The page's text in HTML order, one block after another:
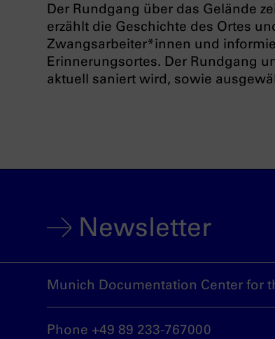
Der Rundgang über das Gelände
erzählt die Geschichte des Ortes
Zwangsarbeiter*innen und
Erinnerungsortes. Der Rundgang
aktuell saniert wird, sowie
Newsletter
Munich Documentation Center for
Phone +49 89 233-767000